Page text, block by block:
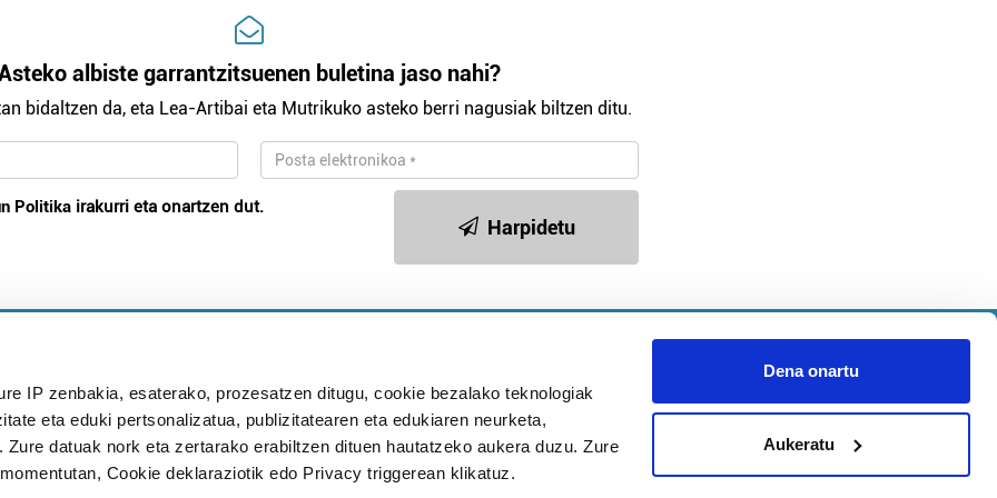
IP zenbakia, esaterako, prozesatzen ditugu, cookie bezalako teknologiak
eta eduki pertsonalizatua, publizitatearen eta edukiaren neurketa,
datuak nork eta zertarako erabiltzen dituen hautatzeko aukera duzu. Zure
Cookie deklaraziotik edo Privacy triggerean klikatuz.
Dena onartu
Aukeratu
albiste garrantzitsuenen buletina jaso nahi?
bidaltzen da, eta Lea-Artibai eta Mutrikuko asteko berri nagusiak biltzen ditu.
Politika irakurri eta onartzen dut.
Harpidetu
Cookieak